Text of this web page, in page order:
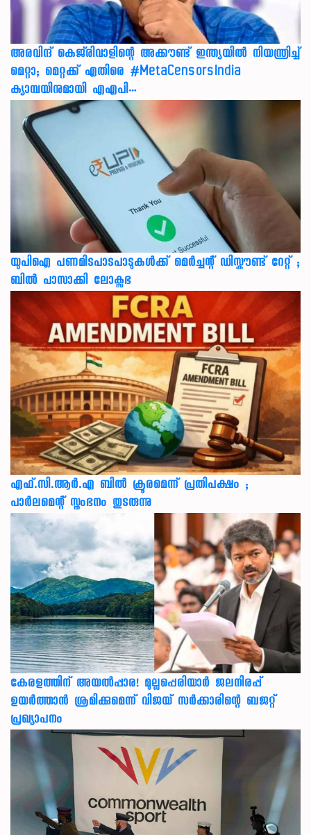
അരവിന്ദ് കെജ്‌രിവാളിന്റെ അക്കൗണ്ട് ഇന്ത്യയിൽ നിയന്ത്രിച്ച്
മെറ്റാ; മെറ്റക്ക് എതിരെ #MetaCensorsIndia
ക്യാമ്പയിനുമായി എഎപി…
യുപിഐ പണമിടപാടപാടുകൾക്ക് മെർച്ചന്റ് ഡിസ്കൗണ്ട് റേറ്റ് ;
ബിൽ പാസാക്കി ലോക്സഭ
എഫ്.സി.ആർ.എ ബിൽ ക്രൂരമെന്ന് പ്രതിപക്ഷം ;
പാർലമെന്റ് സ്തംഭനം തുടരുന്നു
കേരളത്തിന് അ‌യൽപ്പാര! മുല്ലപ്പെരിയാർ ജലനിരപ്പ്
ഉയർത്താൻ ശ്രമിക്കുമെന്ന് വിജയ് സർക്കാരിന്റെ ബജറ്റ്
പ്രഖ്യാപനം